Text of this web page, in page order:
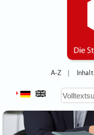
A-Z Inhalt